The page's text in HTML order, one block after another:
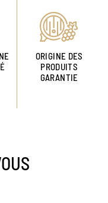
ORIGINE DES
PRODUITS
GARANTIE